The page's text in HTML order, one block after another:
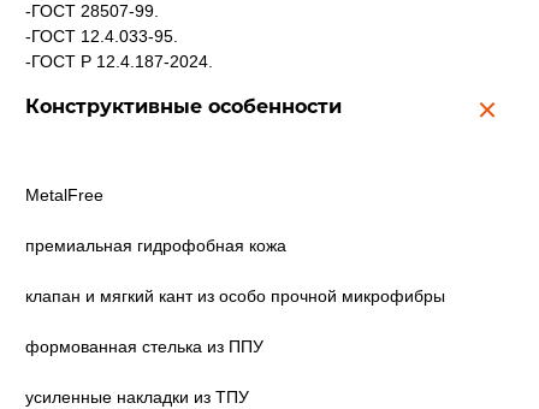
-ГОСТ 28507-99.
-ГОСТ 12.4.033-95.
-ГОСТ Р 12.4.187-2024.
Конструктивные особенности
MetalFree
премиальная гидрофобная кожа
клапан и мягкий кант из особо прочной микрофибры
формованная стелька из ППУ
усиленные накладки из ТПУ